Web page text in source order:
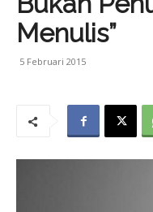
Menulis”
5 Februari 2015